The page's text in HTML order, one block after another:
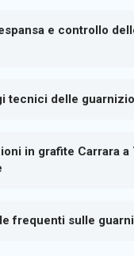
e controllo
tecnici delle
in grafite Carrara a
frequenti sulle